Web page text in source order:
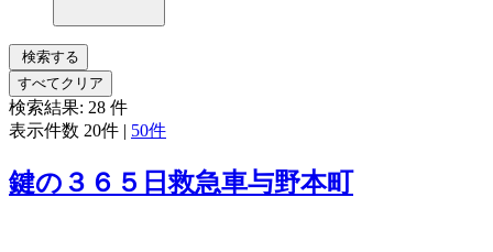
検索する
すべてクリア
検索結果: 28 件
表示件数 20件 | 50件
鍵の３６５日救急車与野本町